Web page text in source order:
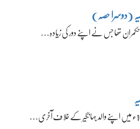
(دوسرا حصہ)
حکمران تھا جس نے اپنے دور کی زیادہ…